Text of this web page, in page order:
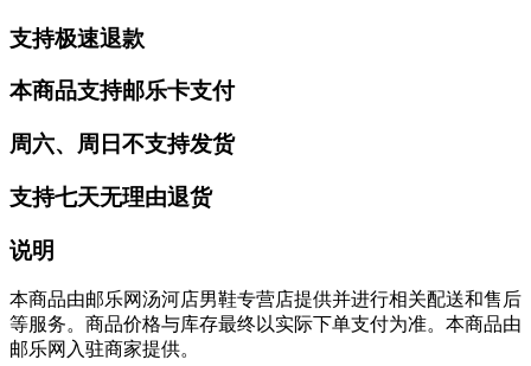
支持极速退款
本商品支持邮乐卡支付
周六、周日不支持发货
支持七天无理由退货
说明
本商品由邮乐网汤河店男鞋专营店提供并进行相关配送和售后
等服务。商品价格与库存最终以实际下单支付为准。本商品由
邮乐网入驻商家提供。